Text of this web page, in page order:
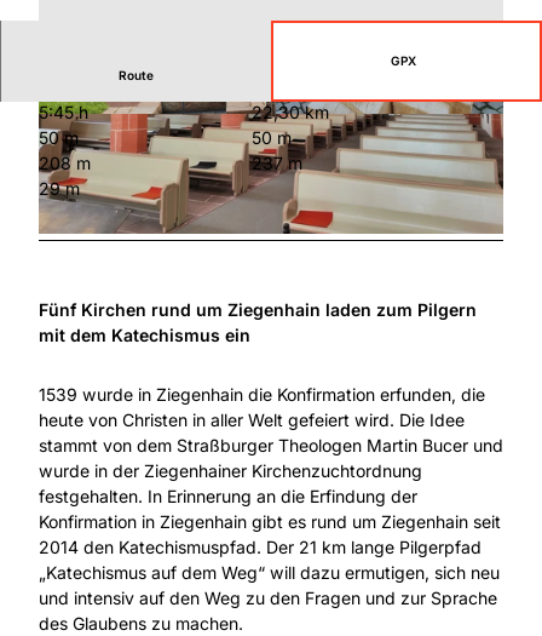
© Simone Roth-Happel |CC-BY-SA
© Christian Wachter
T
r
e
y
s
k
t
u
A
b
e
n
d
m
Route
GPX
5:45 h
22,30 km
50 m
50 m
208 m
237 m
29 m
Fünf Kirchen rund um Ziegenhain laden zum Pilgern
mit dem Katechismus ein
1539 wurde in Ziegenhain die Konfirmation erfunden, die
heute von Christen in aller Welt gefeiert wird. Die Idee
stammt von dem Straßburger Theologen Martin Bucer und
wurde in der Ziegenhainer Kirchenzuchtordnung
festgehalten. In Erinnerung an die Erfindung der
Konfirmation in Ziegenhain gibt es rund um Ziegenhain seit
2014 den Katechismuspfad. Der 21 km lange Pilgerpfad
„Katechismus auf dem Weg“ will dazu ermutigen, sich neu
und intensiv auf den Weg zu den Fragen und zur Sprache
des Glaubens zu machen.